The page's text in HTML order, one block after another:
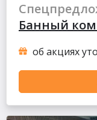
Банный
об акциях